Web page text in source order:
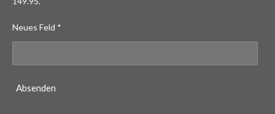
Neues Feld *
Absenden